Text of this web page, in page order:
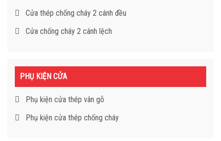
Cửa thép chống cháy 2 cánh đều
Cửa chống cháy 2 cánh lệch
PHỤ KIỆN CỬA
Phụ kiện cửa thép vân gỗ
Phụ kiện cửa thép chống cháy